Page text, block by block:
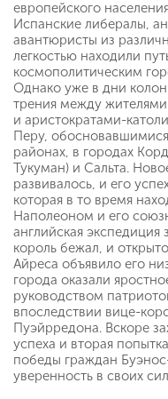
европейского
Испанские либералы,
авантюристы из
легкостью находили
космополитическим
Однако уже в дни
трения между
и аристократами-
Перу,
районах, в городах
Тукуман) и Сальта.
развивалось, и его
которая в то время
Наполеоном и его
английская
король бежал, и
Айреса объявило его
города оказали
руководством
впоследствии вице-
Пуэйрредона. Вскоре
успеха и вторая
победы граждан
уверенность в своих